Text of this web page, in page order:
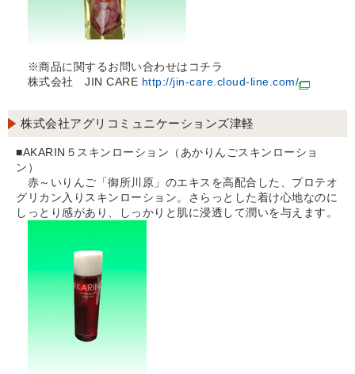
※商品に関するお問い合わせはコチラ
株式会社 JIN CARE http://jin-care.cloud-line.com/
株式会社アグリコミュニケーションズ津軽
■AKARIN５スキンローション（あかりんごスキンローショ
ン）
赤～いりんご「御所川原」のエキスを高配合した、プロテオ
グリカン入りスキンローション。さらっとした着け心地なのに
しっとり感があり、しっかりと肌に浸透して潤いを与えます。